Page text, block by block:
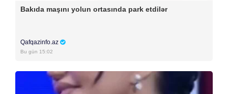
Bakıda maşını yolun ortasında park etdilər
Qafqazinfo.az
Bu gün 15:02